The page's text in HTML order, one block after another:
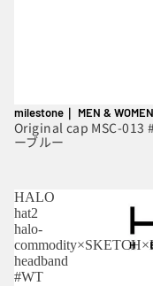
milestone｜ MEN & WOMEN
Original cap MSC-013
ーブルー
HALO
hat2
halo-
headband
#WT